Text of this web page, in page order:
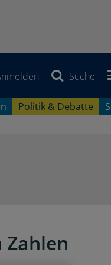
Suche
Politik & Debatte